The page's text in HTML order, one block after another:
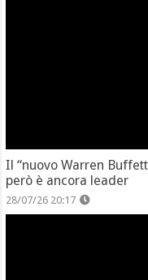
Il “nuovo Warren
però è ancora leader
28/07/26 20:17